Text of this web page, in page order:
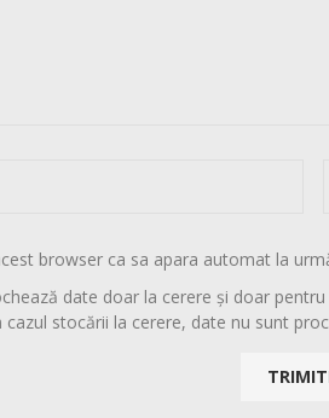
browser ca sa apara automat la
date doar la cerere și doar
stocării la cerere, date nu sunt